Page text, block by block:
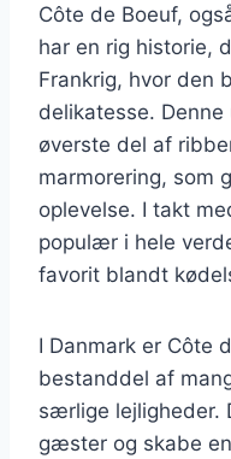
Côte de Boeuf,
har en rig historie,
Frankrig, hvor den
delikatesse.
øverste del af
marmorering, som
oplevelse. I takt
populær i hele
favorit blandt
I Danmark er Côte
bestanddel af
særlige lejligheder.
gæster og skabe